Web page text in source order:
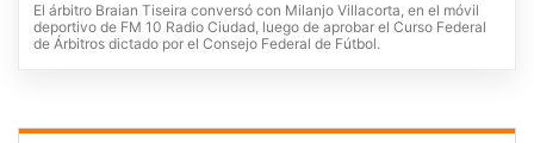
El árbitro Braian Tiseira conversó con Milanjo Villacorta, en el móvil
deportivo de FM 10 Radio Ciudad, luego de aprobar el Curso Federal
de Árbitros dictado por el Consejo Federal de Fútbol.